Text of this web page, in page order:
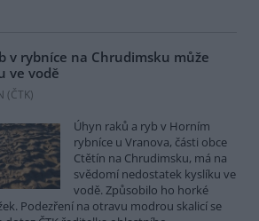
v rybníce na Chrudimsku může
ve vodě
(ČTK)
Úhyn raků a ryb v Horním
rybníce u Vranova, části obce
Ctětín na Chrudimsku, má na
svědomí nedostatek kyslíku ve
vodě. Způsobilo ho horké
Podezření na otravu modrou skalicí se